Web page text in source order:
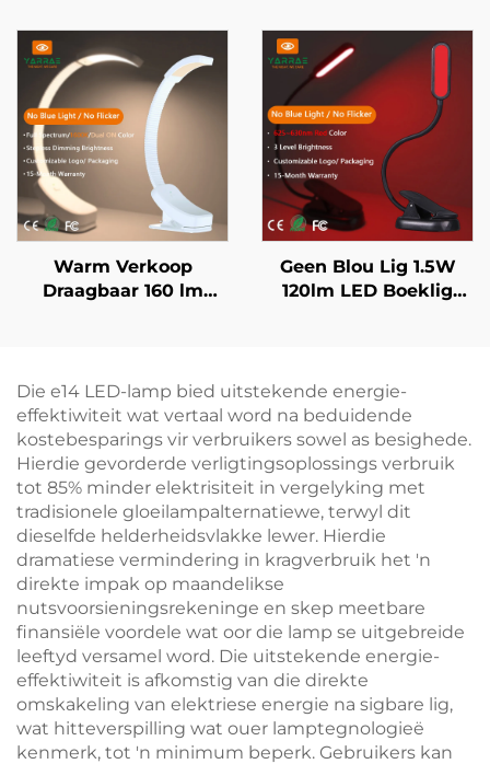
Blou Lig Swart
Liggaam LED Boeklig
Geen Blou Lig Wit
Liggaam LED Boeklig
Warm Verkoop
Draagbaar 160 lm
Wit Liggaam LED
Boeklig
Geen Blou Lig 1.5W
120lm LED Boeklig
Swart Liggaam
Die e14 LED-lamp bied uitstekende energie-
effektiwiteit wat vertaal word na beduidende
kostebesparings vir verbruikers sowel as besighede.
Hierdie gevorderde verligtingsoplossings verbruik
tot 85% minder elektrisiteit in vergelyking met
tradisionele gloeilampalternatiewe, terwyl dit
dieselfde helderheidsvlakke lewer. Hierdie
dramatiese vermindering in kragverbruik het 'n
direkte impak op maandelikse
nutsvoorsieningsrekeninge en skep meetbare
finansiële voordele wat oor die lamp se uitgebreide
leeftyd versamel word. Die uitstekende energie-
effektiwiteit is afkomstig van die direkte
omskakeling van elektriese energie na sigbare lig,
wat hitteverspilling wat ouer lamptegnologieë
kenmerk, tot 'n minimum beperk. Gebruikers kan